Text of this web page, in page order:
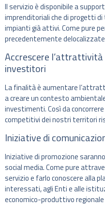
Il servizio è disponibile a
imprenditoriali che di progetti
impianti già attivi. Come pure
precedentemente
Accrescere
investitori
La finalità è aumentare
a creare un contesto
investimenti. Così da
competitivi dei nostri territori
Iniziative di
Iniziative di promozione
social media. Come pure
servizio e farlo conoscere alla
interessati, agli Enti e alle
economico-produttivo regionale